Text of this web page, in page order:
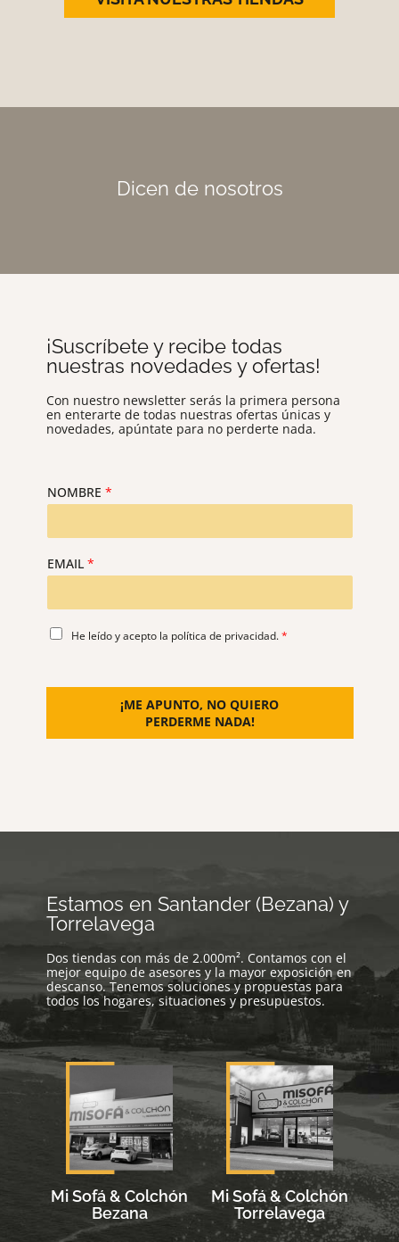
Dicen de nosotros
¡Suscríbete y recibe todas
nuestras novedades y ofertas!
Con nuestro newsletter serás la primera persona
en enterarte de todas nuestras ofertas únicas y
novedades, apúntate para no perderte nada.
NOMBRE *
EMAIL *
A
He leído y acepto la política de privacidad.*
¡ME APUNTO, NO QUIERO
PERDERME NADA!
Estamos en Santander (Bezana) y
Torrelavega
Dos tiendas con más de 2.000m². Contamos con el
mejor equipo de asesores y la mayor exposición en
descanso. Tenemos soluciones y propuestas para
todos los hogares, situaciones y presupuestos.
Mi Sofá & Colchón
Bezana
Mi Sofá & Colchón
Torrelavega